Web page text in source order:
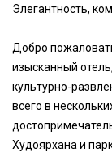
Элегантность,
Добро
изысканный
культурно-
всего в
Худоярхана и